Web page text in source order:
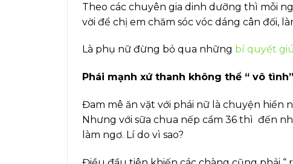
Theo các chuyên gia dinh dưỡng thì mỗi
vời để chị em chăm sóc vóc dáng cân đối,
Là phụ nữ đừng bỏ qua những bí quyết
Phái mạnh xứ thanh không thể “ vô
Đam mê ăn vặt với phái nữ là chuyện hiển
Nhưng với sữa chua nếp cẩm 36 thì đến
làm ngơ. Lí do vì sao?